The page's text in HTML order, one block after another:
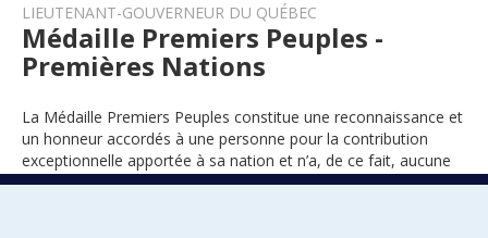
LIEUTENANT-GOUVERNEUR DU QUÉBEC
Médaille Premiers Peuples -
Premières Nations
La Médaille Premiers Peuples constitue une reconnaissance et
un honneur accordés à une personne pour la contribution
exceptionnelle apportée à sa nation et n’a, de ce fait, aucune
portée politique.